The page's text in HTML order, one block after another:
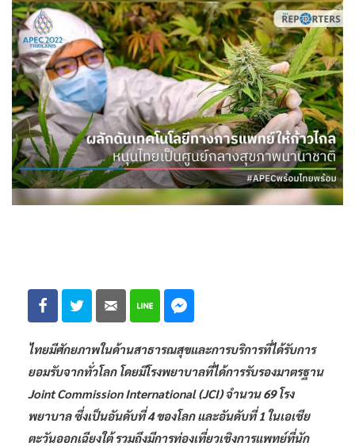
ไทยมีศักยภาพในด้านสาธารณสุขและการบริการที่ได้รับการ
ยอมรับจากทั่วโลก โดยมีโรงพยาบาลที่ได้การรับรองมาตรฐาน
Joint Commission International (JCI) จำนวน 69 โรง
พยาบาล ซึ่งเป็นอันดับที่ 4 ของโลก และอันดับที่ 1 ในเอเชีย
ตะวันออกเฉียงใต้ รวมถึงมีการท่องเที่ยวเชิงการแพทย์ที่นัก